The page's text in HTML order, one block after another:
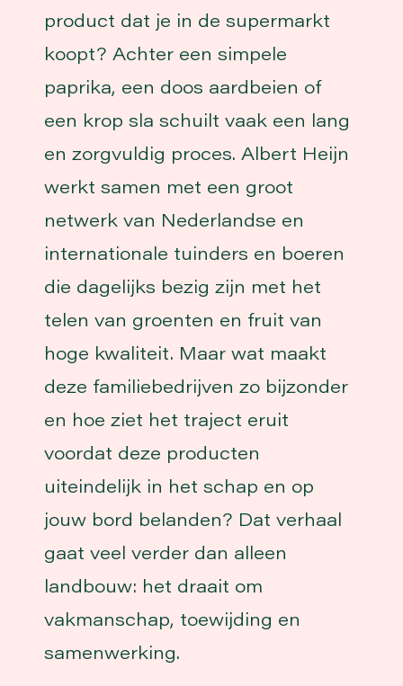
product dat je in de supermarkt
koopt? Achter een simpele
paprika, een doos aardbeien of
een krop sla schuilt vaak een lang
en zorgvuldig proces. Albert Heijn
werkt samen met een groot
netwerk van Nederlandse en
internationale tuinders en boeren
die dagelijks bezig zijn met het
telen van groenten en fruit van
hoge kwaliteit. Maar wat maakt
deze familiebedrijven zo bijzonder
en hoe ziet het traject eruit
voordat deze producten
uiteindelijk in het schap en op
jouw bord belanden? Dat verhaal
gaat veel verder dan alleen
landbouw: het draait om
vakmanschap, toewijding en
samenwerking.